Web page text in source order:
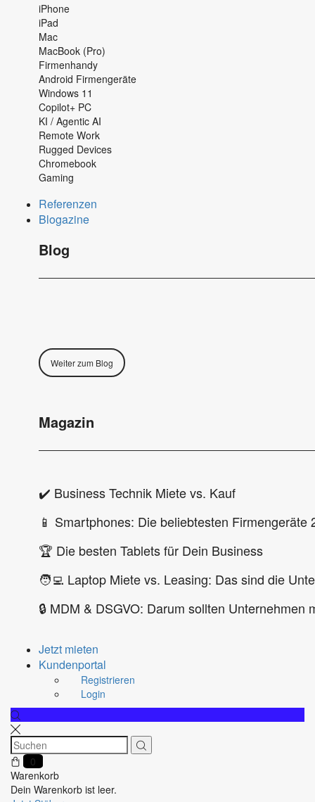
iPhone
iPad
Mac
MacBook (Pro)
Firmenhandy
Android Firmengeräte
Windows 11
Copilot+ PC
KI / Agentic AI
Remote Work
Rugged Devices
Chromebook
Gaming
Referenzen
Blogazine
Blog
Weiter zum Blog
Magazin
✔️ Business Technik Miete vs. Kauf
📱 Smartphones: Die beliebtesten Firmengeräte
🏆 Die besten Tablets für Dein Business
🧑‍💻 Laptop Miete vs. Leasing: Das sind die
🔒 MDM & DSGVO: Darum sollten
Jetzt mieten
Kundenportal
Registrieren
Login
0
Warenkorb
Dein Warenkorb ist leer.